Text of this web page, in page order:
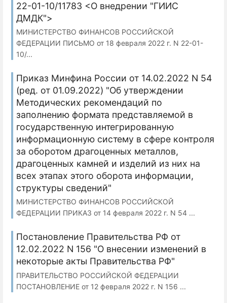
22-01-10/11783 <О внедрении "ГИИС
ДМДК">
МИНИСТЕРСТВО ФИНАНСОВ РОССИЙСКОЙ
ФЕДЕРАЦИИ ПИСЬМО от 18 февраля 2022 г. N 22-01-
10/...
Приказ Минфина России от 14.02.2022 N 54
(ред. от 01.09.2022) "Об утверждении
Методических рекомендаций по
заполнению формата представляемой в
государственную интегрированную
информационную систему в сфере контроля
за оборотом драгоценных металлов,
драгоценных камней и изделий из них на
всех этапах этого оборота информации,
структуры сведений"
МИНИСТЕРСТВО ФИНАНСОВ РОССИЙСКОЙ
ФЕДЕРАЦИИ ПРИКАЗ от 14 февраля 2022 г. N 54 ...
Постановление Правительства РФ от
12.02.2022 N 156 "О внесении изменений в
некоторые акты Правительства РФ"
ПРАВИТЕЛЬСТВО РОССИЙСКОЙ ФЕДЕРАЦИИ
ПОСТАНОВЛЕНИЕ от 12 февраля 2022 г. N 156 ...